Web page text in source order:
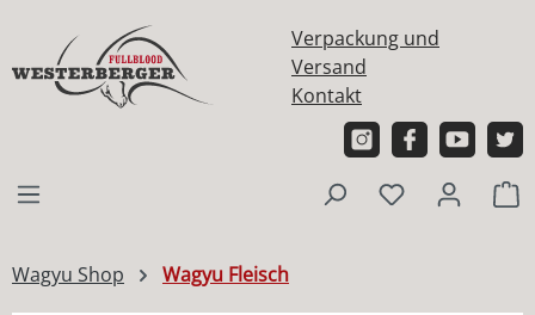
Verpackung und
Versand
Kontakt
Wagyu Shop Wagyu Fleisch